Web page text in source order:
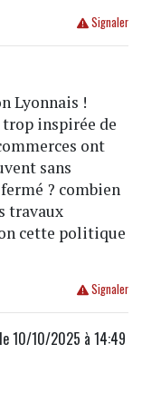
Signaler
Lyonnais !
inspirée de
ont
sans
? combien
travaux
cette politique
Signaler
le 10/10/2025 à 14:49